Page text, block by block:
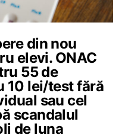
din nou
elevi. ONAC
55 de
10 lei/test fără
sau cel
scandalul
de luna